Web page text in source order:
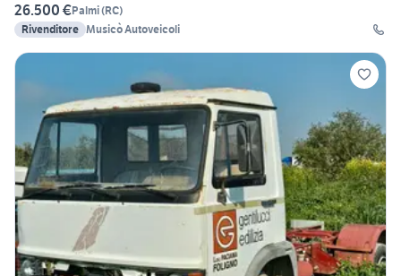
26.500 €Palmi(RC)
Rivenditore Musicò Autoveicoli